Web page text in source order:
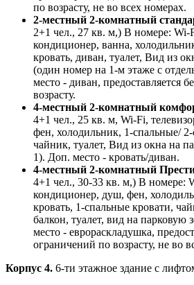
по возрасту, не во всех номерах.
2-местный 2-комнатный
2+1 чел., 27 кв. м,) В номере: Wi-
кондиционер, ванна,
кровать, диван, туалет, Вид из
(один номер на 1-м этаже с
место - диван, предоставляется
возрасту.
4-местный 2-комнатный
4+1 чел., 25 кв. м, Wi-Fi,
фен, холодильник, 1-спальные/ 2-
чайник, туалет, Вид из окна на
1). Доп. место - кровать/диван.
4-местный 2-комнатный
4+1 чел., 30-33 кв. м,) В номере:
кондиционер, душ, фен,
кровать, 1-спальные кровати,
балкон, туалет, вид на парковую
место - еврораскладушка,
ограничений по возрасту, не во
Корпус 4. 6-ти этажное здание с